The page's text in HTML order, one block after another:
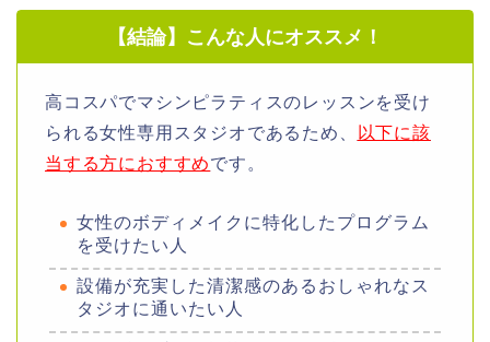
【結論】こんな人にオススメ！
高コスパでマシンピラティスのレッスンを受け
られる女性専用スタジオであるため、
以下に該
当する方におすすめです。
女性のボディメイクに特化したプログラム
を受けたい人
設備が充実した清潔感のあるおしゃれなス
タジオに通いたい人